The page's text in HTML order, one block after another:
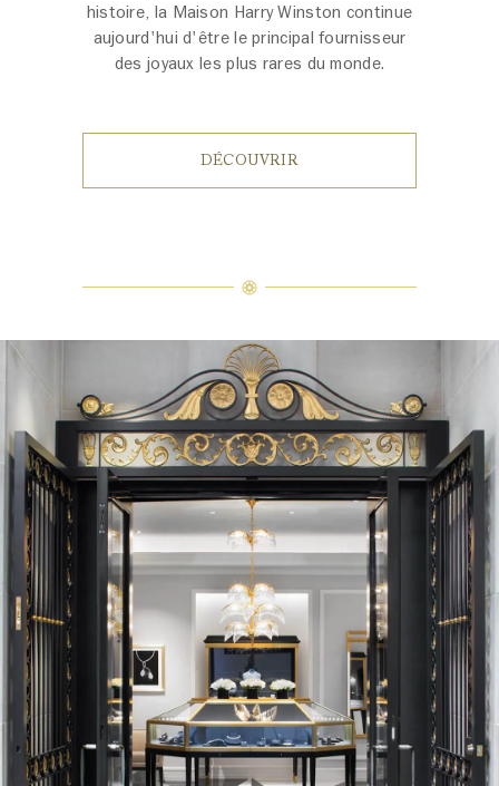
histoire, la Maison Harry Winston continue
aujourd'hui d'être le principal fournisseur
des joyaux les plus rares du monde.
DÉCOUVRIR